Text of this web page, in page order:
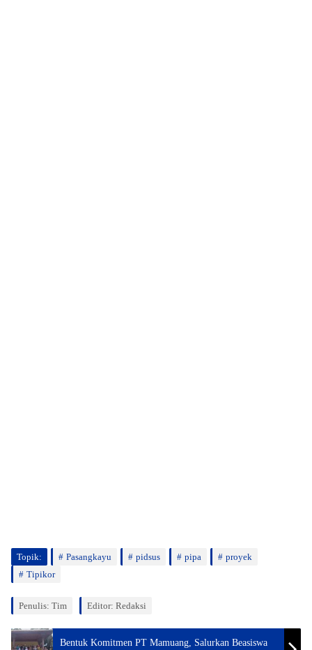
Topik: Pasangkayu pidsus pipa
proyek
Tipikor
Penulis: Tim Editor: Redaksi
Bentuk Komitmen PT Mamuang, Salurkan Beasiswa